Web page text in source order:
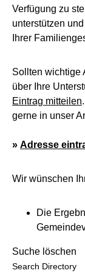
Verfügung zu
unterstützen
Ihrer
Sollten wichtige
über Ihre
Eintrag mitteilen
gerne in unser
» Adresse
Wir wünschen
Die
Suche löschen
Search Directory